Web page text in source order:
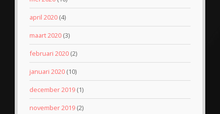
april 2020 (4)
maart 2020 (3)
februari 2020 (2)
januari 2020 (10)
december 2019 (1)
november 2019 (2)